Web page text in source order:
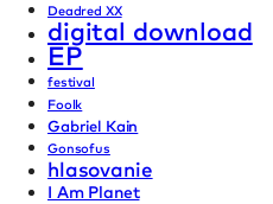
Deadred XX
digital download
EP
festival
Foolk
Gabriel Kain
Gonsofus
hlasovanie
I Am Planet